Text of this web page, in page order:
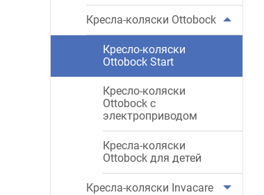
Кресла-коляски Ottobock
Кресло-коляски
Ottobock Start
Кресло-коляски
Ottobock с
электроприводом
Кресла-коляски
Ottobock для детей
Кресла-коляски Invacare